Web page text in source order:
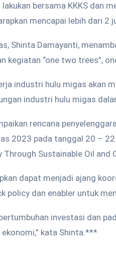
lakukan bersama KKKS dan
mencapai lebih dari 2
Shinta Damayanti,
kegiatan “one two trees”,
industri hulu migas akan
industri hulu migas
rencana
2023 pada tanggal 20 –
Through Sustainable Oil and
dapat menjadi ajang
policy dan enabler untuk
investasi dan
kata Shinta.***